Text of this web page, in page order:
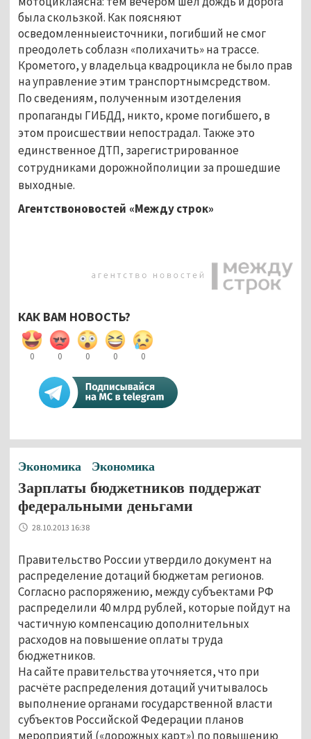
была скользкой. Как поясняют
осведомленныеисточники, погибший не смог
преодолеть соблазн «полихачить» на трассе.
Крометого, у владельца квадроцикла не было прав
на управление этим транспортнымсредством.
По сведениям, полученным изотделения
пропаганды ГИБДД, никто, кроме погибшего, в
этом происшествии непострадал. Также это
единственное ДТП, зарегистрированное
сотрудниками дорожнойполиции за прошедшие
выходные.
Агентствоновостей «Между строк»
КАК ВАМ НОВОСТЬ?
0 0 0 0 0
Экономика Экономика
Зарплаты бюджетников поддержат
федеральными деньгами
28.10.2013 16:38
Правительство России утвердило документ на
распределение дотаций бюджетам регионов.
Согласно распоряжению, между субъектами РФ
распределили 40 млрд рублей, которые пойдут на
частичную компенсацию дополнительных
расходов на повышение оплаты труда
бюджетников.
На сайте правительства уточняется, что при
расчёте распределения дотаций учитывалось
выполнение органами государственной власти
субъектов Российской Федерации планов
мероприятий («дорожных карт») по повышению